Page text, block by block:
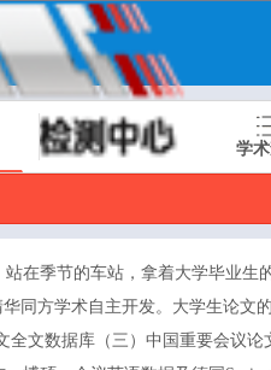
学
在季节的车站，拿着大学毕业生
同方学术自主开发。大学生论
全文数据库（三）中国重要会议